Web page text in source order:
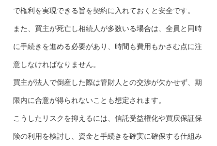
で権利を実現できる旨を契約に入れておくと安全です。
また、買主が死亡し相続人が多数いる場合は、全員と同時
に手続きを進める必要があり、時間も費用もかさむ点に注
意しなければなりません。
買主が法人で倒産した際は管財人との交渉が欠かせず、期
限内に合意が得られないことも想定されます。
こうしたリスクを抑えるには、信託受益権化や買戻保証保
険の利用を検討し、資金と手続きを確実に確保する仕組み